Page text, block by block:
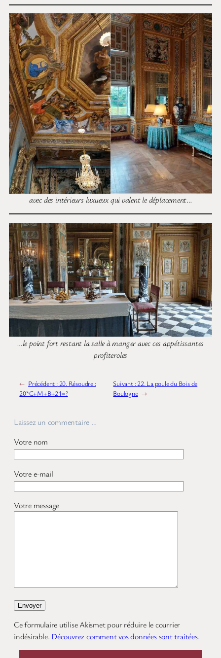
avec des intérieurs luxueux qui valent le déplacement…
…le point fort restant la salle à manger avec ces appétissantes
profiteroles
← Précédent : 20. Résoudre :
20*C+M+B+21=?
Suivant : 22. La poule du Bois de
Boulogne →
Laissez un commentaire …
Votre nom
Votre e-mail
Votre message
Ce formulaire utilise Akismet pour réduire le courrier
indésirable. Découvrez comment vos données sont traitées.